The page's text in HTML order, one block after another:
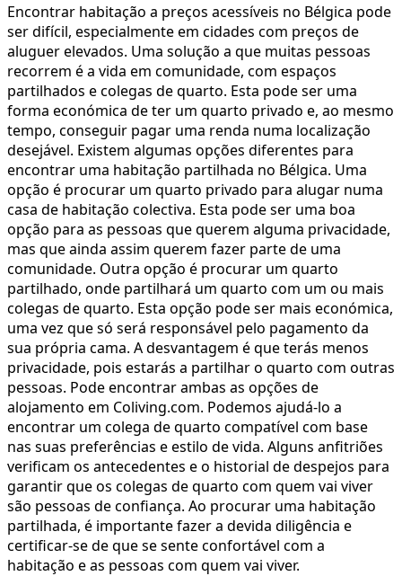
Encontrar habitação a preços acessíveis no Bélgica pode
ser difícil, especialmente em cidades com preços de
aluguer elevados. Uma solução a que muitas pessoas
recorrem é a vida em comunidade, com espaços
partilhados e colegas de quarto. Esta pode ser uma
forma económica de ter um quarto privado e, ao mesmo
tempo, conseguir pagar uma renda numa localização
desejável. Existem algumas opções diferentes para
encontrar uma habitação partilhada no Bélgica. Uma
opção é procurar um quarto privado para alugar numa
casa de habitação colectiva. Esta pode ser uma boa
opção para as pessoas que querem alguma privacidade,
mas que ainda assim querem fazer parte de uma
comunidade. Outra opção é procurar um quarto
partilhado, onde partilhará um quarto com um ou mais
colegas de quarto. Esta opção pode ser mais económica,
uma vez que só será responsável pelo pagamento da
sua própria cama. A desvantagem é que terás menos
privacidade, pois estarás a partilhar o quarto com outras
pessoas. Pode encontrar ambas as opções de
alojamento em Coliving.com. Podemos ajudá-lo a
encontrar um colega de quarto compatível com base
nas suas preferências e estilo de vida. Alguns anfitriões
verificam os antecedentes e o historial de despejos para
garantir que os colegas de quarto com quem vai viver
são pessoas de confiança. Ao procurar uma habitação
partilhada, é importante fazer a devida diligência e
certificar-se de que se sente confortável com a
habitação e as pessoas com quem vai viver.